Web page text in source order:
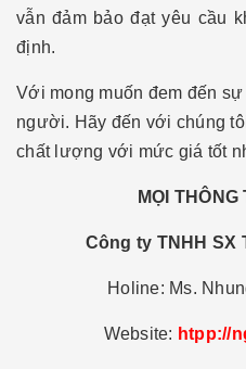
vẫn đảm bảo đạt yêu cầu
định.
Với mong muốn đem đến
người. Hãy đến với chúng
chất lượng với mức giá tốt
MỌI
Công ty TNHH SX
Holine: Ms.
Website: htpp://